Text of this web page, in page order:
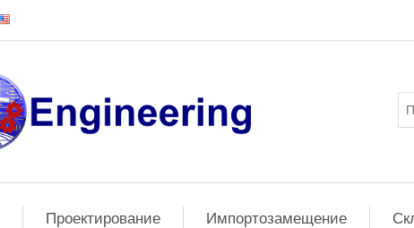
Проектирование Импортозамещение